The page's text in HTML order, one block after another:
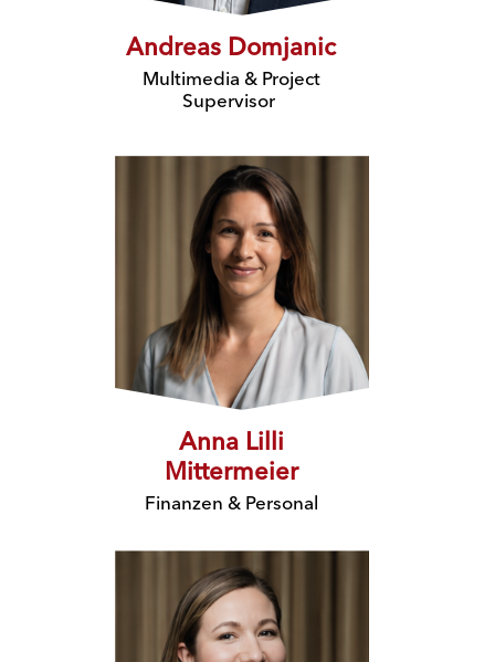
Andreas Domjanic
Multimedia & Project
Supervisor
Anna Lilli
Mittermeier
Finanzen & Personal